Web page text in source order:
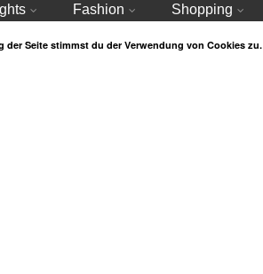
Fashion Shopping
der Seite stimmst du der Verwendung von Cookies zu.